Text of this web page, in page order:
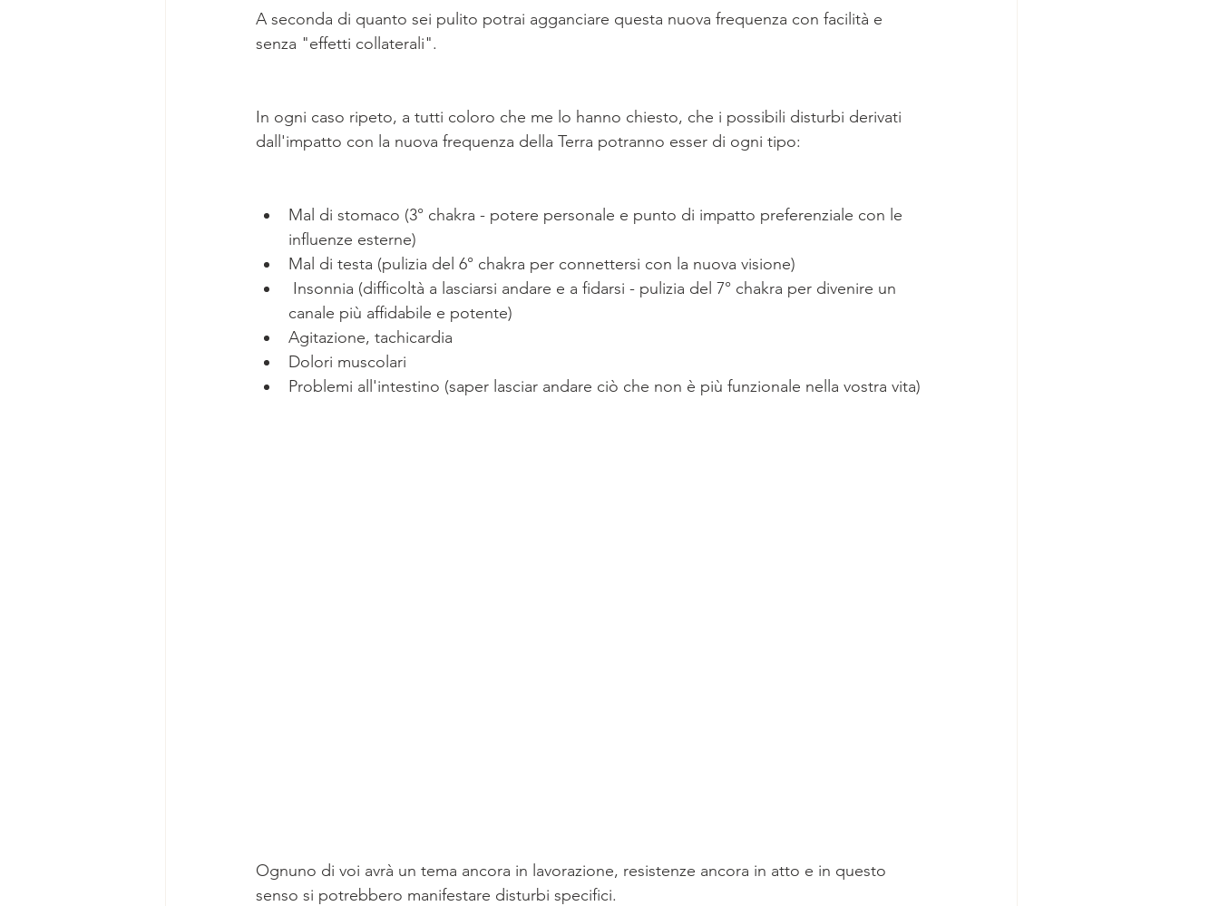
A seconda di quanto sei pulito potrai agganciare questa nuova frequenza con facilità e
senza "effetti collaterali".
In ogni caso ripeto, a tutti coloro che me lo hanno chiesto, che i possibili disturbi derivati
dall'impatto con la nuova frequenza della Terra potranno esser di ogni tipo:
Mal di stomaco (3° chakra - potere personale e punto di impatto preferenziale con le
influenze esterne)
Mal di testa (pulizia del 6° chakra per connettersi con la nuova visione)
canale più affidabile e potente)
Agitazione, tachicardia
Dolori muscolari
Problemi all'intestino (saper lasciar andare ciò che non è più funzionale nella vostra vita)
Ognuno di voi avrà un tema ancora in lavorazione, resistenze ancora in atto e in questo
senso si potrebbero manifestare disturbi specifici.